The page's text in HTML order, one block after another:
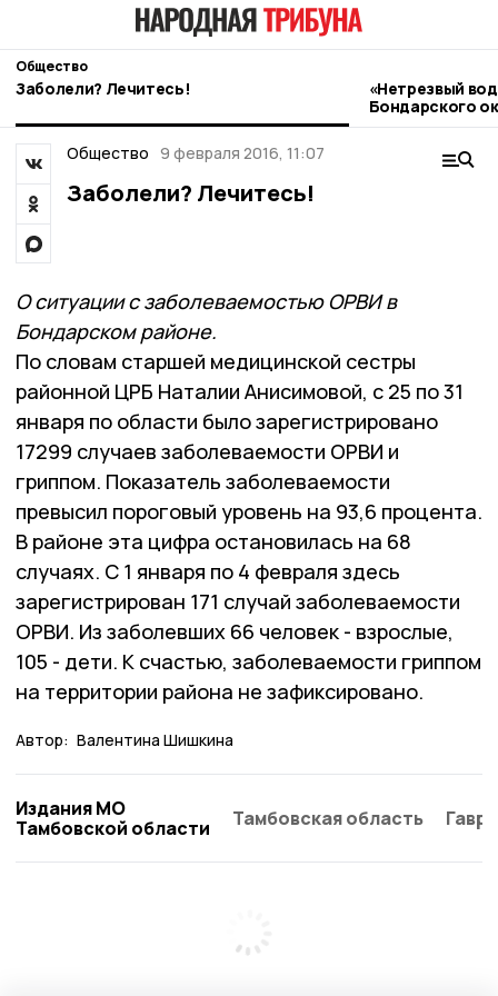
Общество
Заболели? Лечитесь!
«Нетрезвый
Бондарского
контроль
Общество 9 февраля 2016, 11:07
Заболели? Лечитесь!
О ситуации с заболеваемостью ОРВИ в
Бондарском районе.
По словам старшей медицинской сестры
районной ЦРБ Наталии Анисимовой, с 25 по 31
января по области было зарегистрировано
17299 случаев заболеваемости ОРВИ и
гриппом. Показатель заболеваемости
превысил пороговый уровень на 93,6 процента.
В районе эта цифра остановилась на 68
случаях. С 1 января по 4 февраля здесь
зарегистрирован 171 случай заболеваемости
ОРВИ. Из заболевших 66 человек - взрослые,
105 - дети. К счастью, заболеваемости гриппом
на территории района не зафиксировано.
Автор: Валентина Шишкина
Издания МО
Тамбовской области
Тамбовская область